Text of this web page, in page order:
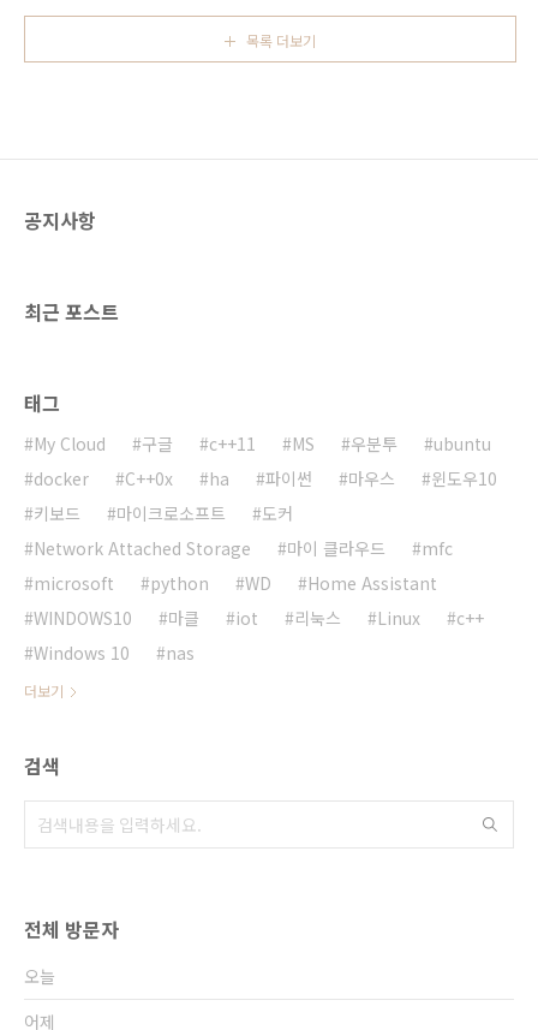
인할 수 있습니다.일반적으로 Windows 10
Pro나 Home을 구매하면 됩니..
하고 50GB를 월 $1.99에 제공- 무료 사용자는
전에 용량을 유지할 수 있는 방법을 ..
목록 더보기
공지사항
최근 포스트
태그
My Cloud 구글 c++11 MS 우분투
ubuntu
docker
C++0x ha 파이썬 마우스
윈도우10
키보드
마이크로소프트
도커
Network Attached Storage
마이 클라우드
mfc
microsoft
python WD
Home Assistant
WINDOWS10
마클 iot 리눅스 Linux
c++
Windows 10
nas
더보기
검색
전체 방문자
오늘
어제